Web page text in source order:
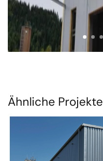
Ähnliche Projekte